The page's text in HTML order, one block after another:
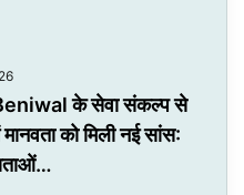
के सेवा संकल्प से
को मिली नई सांस: